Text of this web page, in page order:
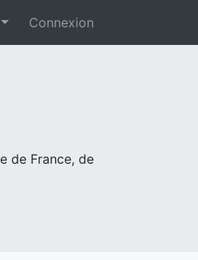
Connexion
de France, de